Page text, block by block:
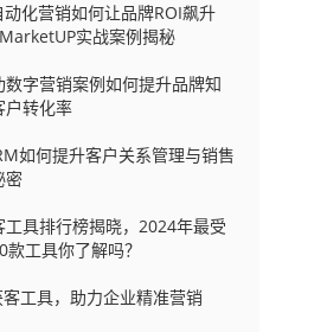
化营销如何让品牌ROI飙升
实战案例揭秘
数字营销案例如何提升品牌知
户转化率
如何提升客户关系管理与销售
密
工具排行榜揭晓，2024年最受
款工具你了解吗？
工具，助力企业精准营销